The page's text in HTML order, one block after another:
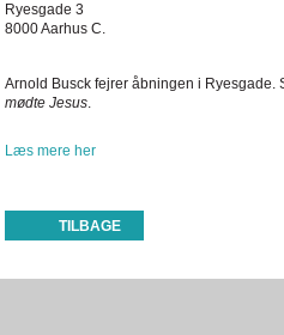
Ryesgade 3
8000 Aarhus C.
Arnold Busck fejrer åbningen i Ryesgade.
mødte Jesus.
Læs mere her
TILBAGE